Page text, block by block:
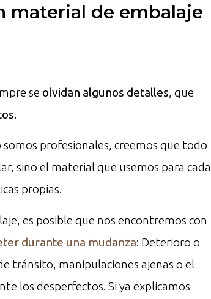
material de embalaje
se olvidan algunos detalles, que
.
somos profesionales, creemos que todo
sino el material que usemos para cada
propias.
es posible que nos encontremos con
durante una mudanza: Deterioro o
tránsito, manipulaciones ajenas o el
los desperfectos. Si ya explicamos